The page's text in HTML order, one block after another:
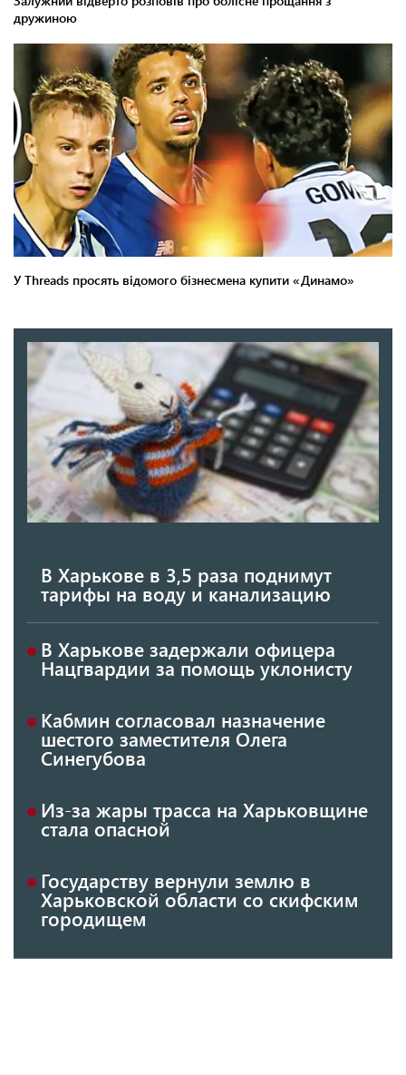
В Харькове в 3,5 раза поднимут
тарифы на воду и канализацию
В Харькове задержали офицера
Нацгвардии за помощь уклонисту
Кабмин согласовал назначение
шестого заместителя Олега
Синегубова
Из-за жары трасса на Харьковщине
стала опасной
Государству вернули землю в
Харьковской области со скифским
городищем